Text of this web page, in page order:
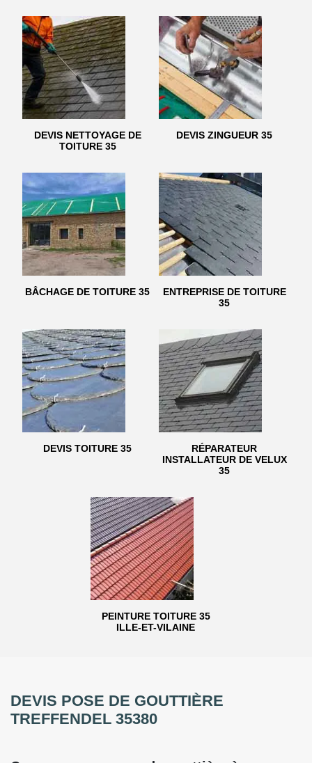
DEVIS NETTOYAGE DE
TOITURE 35
DEVIS ZINGUEUR 35
BÂCHAGE DE TOITURE 35
ENTREPRISE DE TOITURE
35
DEVIS TOITURE 35
RÉPARATEUR
INSTALLATEUR DE VELUX
35
PEINTURE TOITURE 35
ILLE-ET-VILAINE
DEVIS POSE DE GOUTTIÈRE
TREFFENDEL 35380